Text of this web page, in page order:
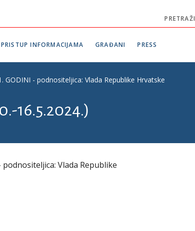
PRETRAŽI
PRISTUP INFORMACIJAMA GRAĐANI PRESS
GODINI - podnositeljica: Vlada Republike Hrvatske
16.5.2024.)
podnositeljica: Vlada Republike